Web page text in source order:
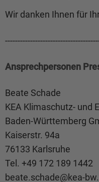
Wir danken Ihnen für
Ansprechpersonen
Beate Schade
KEA Klimaschutz- und
Baden-Württemberg
Kaiserstr. 94a
76133 Karlsruhe
Tel. +49 172 189 1442
beate.schade@kea-